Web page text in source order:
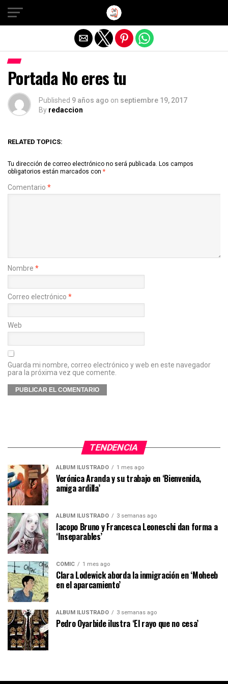
Portada No eres tu
Published 9 años ago on septiembre 19, 2017
By redaccion
RELATED TOPICS:
Tu dirección de correo electrónico no será publicada. Los campos
obligatorios están marcados con *
Comentario *
Nombre *
Correo electrónico *
Web
Guarda mi nombre, correo electrónico y web en este navegador
para la próxima vez que comente.
TENDENCIA
ÁLBUM ILUSTRADO 1 mes ago
Verónica Aranda y su trabajo en ‘Bienvenida,
amiga ardilla’
ÁLBUM ILUSTRADO 3 semanas ago
Iacopo Bruno y Francesca Leoneschi dan forma a
‘Inseparables’
CÓMIC 1 mes ago
Clara Lodewick aborda la inmigración en ‘Moheeb
en el aparcamiento’
ÁLBUM ILUSTRADO 3 semanas ago
Pedro Oyarbide ilustra ‘El rayo que no cesa’
Salir de la versión móvil